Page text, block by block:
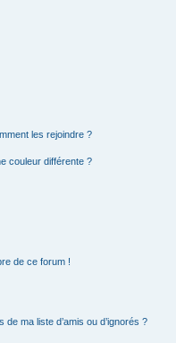
les rejoindre ?
couleur différente ?
de ce forum !
ma liste d’amis ou d’ignorés ?